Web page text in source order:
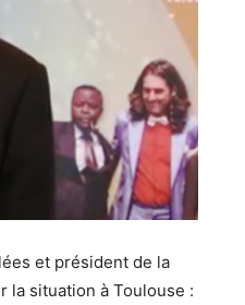
et président de la
la situation à Toulouse :